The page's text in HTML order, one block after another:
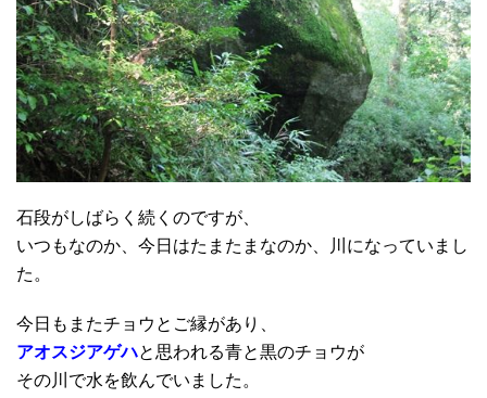
石段がしばらく続くのですが、
いつもなのか、今日はたまたまなのか、川になっていまし
た。
今日もまたチョウとご縁があり、
アオスジアゲハと思われる青と黒のチョウが
その川で水を飲んでいました。